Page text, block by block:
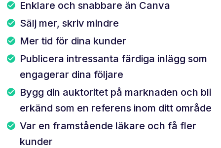
Enklare och snabbare än Canva
Sälj mer, skriv mindre
Mer tid för dina kunder
Publicera intressanta färdiga inlägg som
engagerar dina följare
Bygg din auktoritet på marknaden och bli
erkänd som en referens inom ditt område
Var en framstående läkare och få fler
kunder